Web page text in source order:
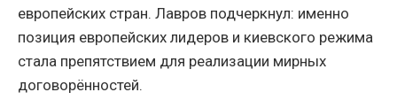
европейских стран. Лавров подчеркнул: именно
позиция европейских лидеров и киевского режима
стала препятствием для реализации мирных
договорённостей.